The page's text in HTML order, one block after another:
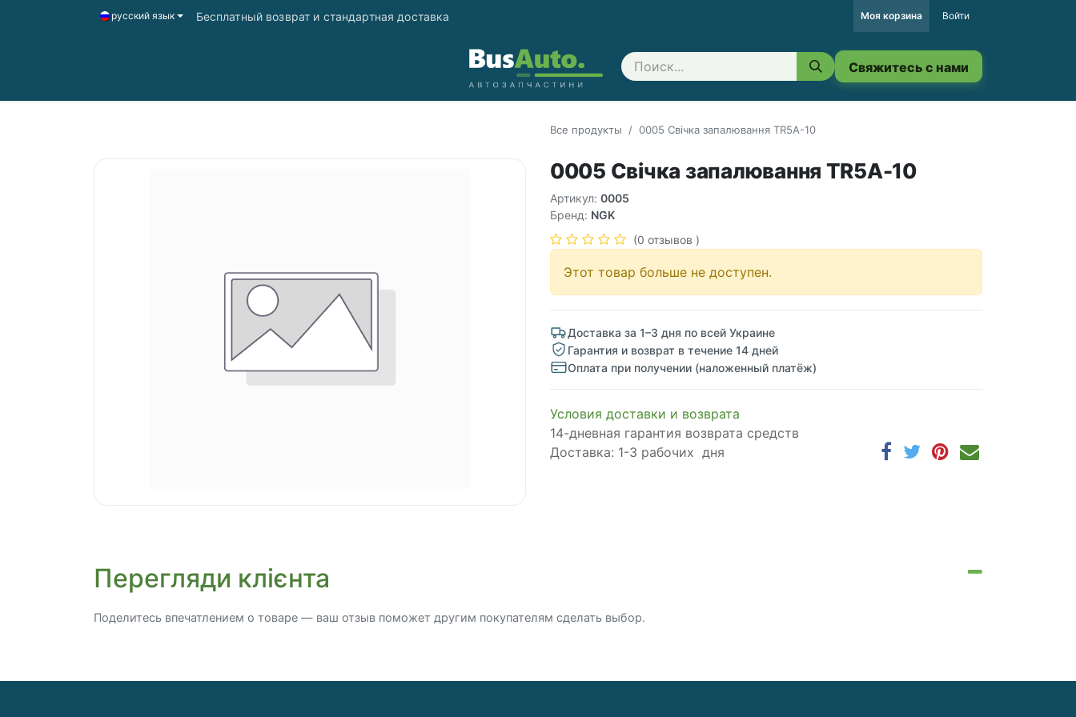
русский язык Бесплатный возврат и стандартная доставка Моя корзина Войти
Свяжитесь с нами Свяжитесь с нами
Все продукты 0005 Свічка запалювання TR5A-10
0005 Свічка запалювання TR5A-10
Артикул: 0005
Бренд: NGK
(0 отзывов )
Этот товар больше не доступен.
Доставка за 1–3 дня по всей Украине
Гарантия и возврат в течение 14 дней
Оплата при получении (наложенный платёж)
Условия доставки и возврата
14-дневная гарантия возврата средств
Доставка: 1-3 рабочих дня
Перегляди клієнта
Поделитесь впечатлением о товаре — ваш отзыв поможет другим покупателям сделать выбор.